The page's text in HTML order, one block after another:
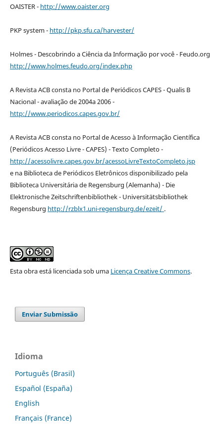
OAISTER - http://www.oaister.org
PKP system - http://pkp.sfu.ca/harvester/
Holmes - Descobrindo a Ciência da Informação por você - Feudo.org
http://www.holmes.feudo.org/index.php
A Revista ACB consta no Portal de Periódicos CAPES - Qualis B
Nacional - avaliação de 2004a 2006 -
http://www.periodicos.capes.gov.br/
A Revista ACB consta no Portal de Acesso à Informação Científica
(Periódicos Acesso Livre - CAPES) - Texto Completo -
http://acessolivre.capes.gov.br/acessoLivreTextoCompleto.jsp
e na Biblioteca de Periódicos Eletrônicos disponibilizado pela
Biblioteca Universitária de Regensburg (Alemanha) - Die
Elektronische Zeitschriftenbibliothek - Universitätsbibliothek
Regensburg http://rzblx1.uni-regensburg.de/ezeit/ .
Esta obra está licenciada sob uma Licença Creative Commons.
Enviar Submissão
Idioma
Português (Brasil)
Español (España)
English
Français (France)